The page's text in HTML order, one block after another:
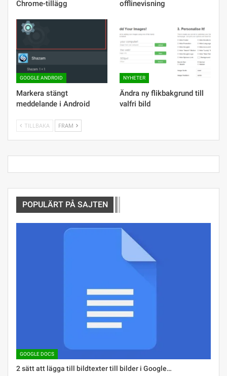
Chrome-tillägg
offlinevisning
GOOGLE ANDROID
Markera stängt
meddelande i Android
NYHETER
Ändra ny flikbakgrund till
valfri bild
TILLBAKA FRAM
POPULÄRT PÅ SAJTEN
GOOGLE DOCS
2 sätt att lägga till bildtexter till bilder i Google…